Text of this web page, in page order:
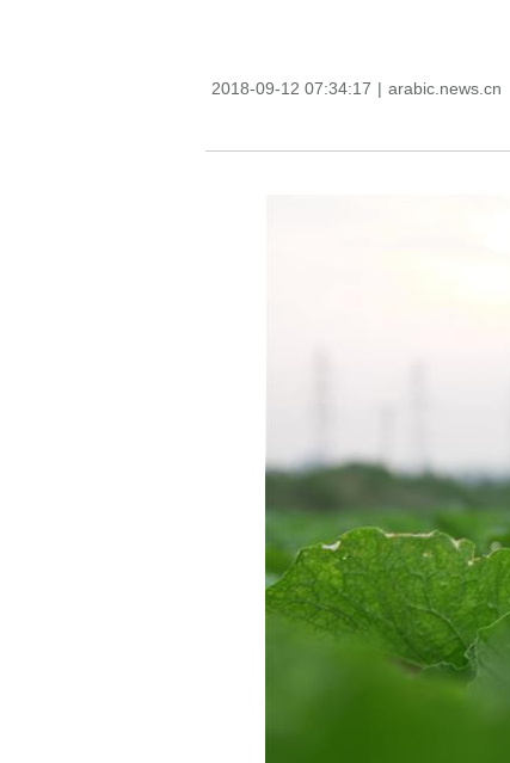
2018-09-12 07:34:17 | arabic.news.cn